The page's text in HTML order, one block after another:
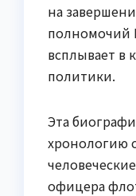
на
полномочий
всплывает в
политики.
Эта
хронологию
офицера